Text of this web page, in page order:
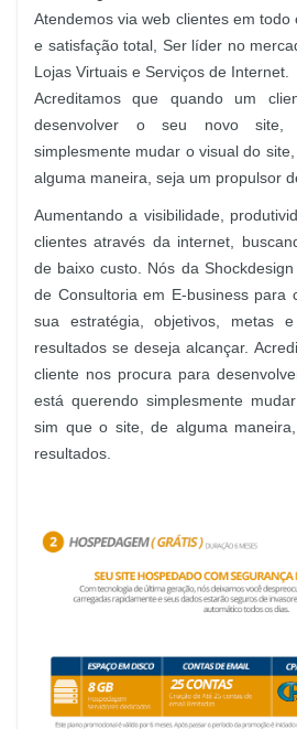
Atendemos via web clientes em
e satisfação total, Ser líder no
Lojas Virtuais e Serviços de Internet.
Acreditamos que quando um
desenvolver o seu novo site,
simplesmente mudar o visual do
alguma maneira, seja um propulsor
Aumentando a visibilidade,
clientes através da internet,
de baixo custo. Nós da
de Consultoria em E-business para
sua estratégia, objetivos, metas
resultados se deseja alcançar.
cliente nos procura para
está querendo simplesmente
sim que o site, de alguma
resultados.